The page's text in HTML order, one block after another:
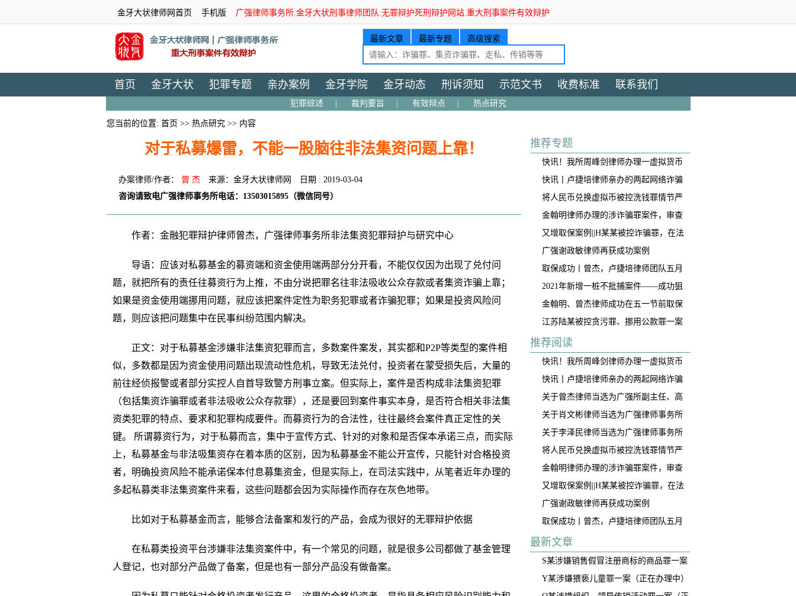
金牙大状律师网首页 手机版 广强律师事务所.金牙大状刑事律师团队.无罪辩护死刑辩护网站.重大刑事案件有效辩护
最新文章 最新专题 高级搜索
首页 金牙大状 犯罪专题 亲办案例 金牙学院 金牙动态 刑诉须知 示范文书 收费标准 联系我们
犯罪综述 裁判要旨 有效辩点 热点研究
您当前的位置: 首页 >> 热点研究>> 内容
对于私募爆雷，不能一股脑往非法集资问题上靠！
办案律师/作者： 曾 杰 来源：金牙大状律师网
日期 : 2019-03-04
咨询请致电广强律师事务所电话：13503015895（微信同号）
作者：金融犯罪辩护律师曾杰，广强律师事务所非法集资犯罪辩护与研究中心
导语：应该对私募基金的募资端和资金使用端两部分分开看，不能仅仅因为出现了兑付问
题，就把所有的责任往募资行为上推，不由分说把罪名往非法吸收公众存款或者集资诈骗上靠；
如果是资金使用端挪用问题，就应该把案件定性为职务犯罪或者诈骗犯罪；如果是投资风险问
题，则应该把问题集中在民事纠纷范围内解决。
正文：对于私募基金涉嫌非法集资犯罪而言，多数案件案发，其实都和P2P等类型的案件相
似，多数都是因为资金使用问题出现流动性危机，导致无法兑付，投资者在蒙受损失后，大量的
前往经侦报警或者部分实控人自首导致警方刑事立案。但实际上，案件是否构成非法集资犯罪
（包括集资诈骗罪或者非法吸收公众存款罪），还是要回到案件事实本身，是否符合相关非法集
资类犯罪的特点、要求和犯罪构成要件。而募资行为的合法性，往往最终会案件真正定性的关
键。 所谓募资行为，对于私募而言，集中于宣传方式、针对的对象和是否保本承诺三点，而实际
上，私募基金与非法吸集资存在着本质的区别，因为私募基金不能公开宣传，只能针对合格投资
者，明确投资风险不能承诺保本付息募集资金，但是实际上，在司法实践中，从笔者近年办理的
多起私募类非法集资案件来看，这些问题都会因为实际操作而存在灰色地带。
比如对于私募基金而言，能够合法备案和发行的产品，会成为很好的无罪辩护依据
在私募类投资平台涉嫌非法集资案件中，有一个常见的问题，就是很多公司都做了基金管理
人登记，也对部分产品做了备案，但是也有一部分产品没有做备案。
推荐专题
快讯！我所周峰剑律师办理一虚拟货币
交易所帮信案获判免于处罚
快讯丨卢捷培律师亲办的两起网络诈骗
案获不起诉！
将人民币兑换虚拟币被控洗钱罪情节严
重，我是如何争取到全案减轻处罚的！
​金翰明律师办理的涉诈骗罪案件，审查
起诉阶段当事人成功取保
又增取保案例||H某某被控诈骗罪，在法
院阶段获得取保候审
广强谢政敏律师再获成功案例
取保成功丨曾杰，卢捷培律师团队五月
底连续两起案件成功取保
2021年新增一桩不批捕案件——成功狙
击“仙人跳”
金翰明、曾杰律师成功在五一节前取保
一名诈骗案当事人
江苏陆某被控贪污罪、挪用公款罪一案
(挪用公款罪不成立)
推荐阅读
快讯！我所周峰剑律师办理一虚拟货币
交易所帮信案获判免于处罚
快讯丨卢捷培律师亲办的两起网络诈骗
案获不起诉！
关于曾杰律师当选为广强所副主任、高
级合伙人的公告
关于肖文彬律师当选为广强律师事务所
副主任、高级合伙人的公告
关于李泽民律师当选为广强律师事务所
执行主任的公告
将人民币兑换虚拟币被控洗钱罪情节严
重，我是如何争取到全案减轻处罚的！
​金翰明律师办理的涉诈骗罪案件，审查
起诉阶段当事人成功取保
又增取保案例||H某某被控诈骗罪，在法
院阶段获得取保候审
广强谢政敏律师再获成功案例
取保成功丨曾杰，卢捷培律师团队五月
底连续两起案件成功取保
最新文章
S某涉嫌销售假冒注册商标的商品罪一案
（正在办理中）
Y某涉嫌猥亵儿童罪一案（正在办理中）